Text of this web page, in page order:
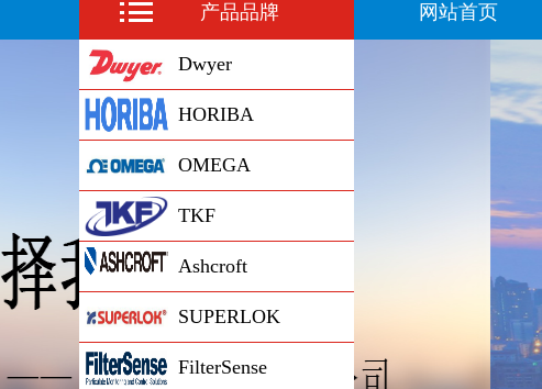
产品品牌
Dwyer
HORIBA
OMEGA
TKF
Ashcroft
SUPERLOK
FilterSense
网站首页